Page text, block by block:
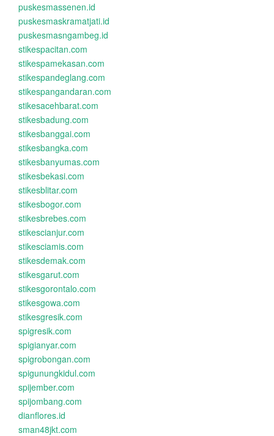
puskesmassenen.id
puskesmaskramatjati.id
puskesmasngambeg.id
stikespacitan.com
stikespamekasan.com
stikespandeglang.com
stikespangandaran.com
stikesacehbarat.com
stikesbadung.com
stikesbanggai.com
stikesbangka.com
stikesbanyumas.com
stikesbekasi.com
stikesblitar.com
stikesbogor.com
stikesbrebes.com
stikescianjur.com
stikesciamis.com
stikesdemak.com
stikesgarut.com
stikesgorontalo.com
stikesgowa.com
stikesgresik.com
spigresik.com
spigianyar.com
spigrobongan.com
spigunungkidul.com
spijember.com
spijombang.com
dianflores.id
sman48jkt.com